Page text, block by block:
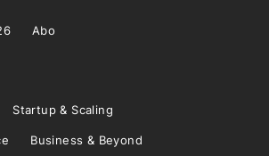
Abo
Startup & Scaling
Business & Beyond